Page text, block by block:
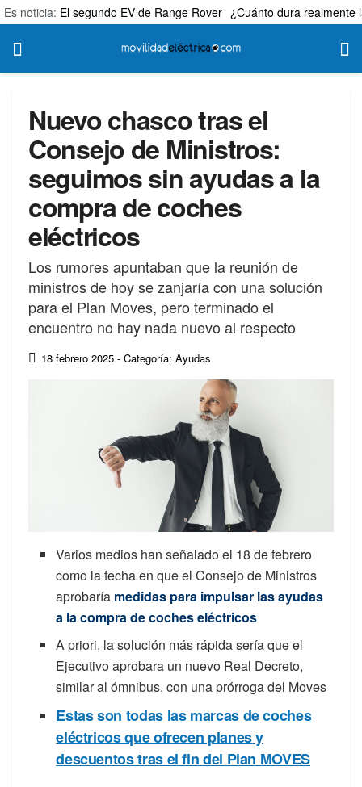
Es noticia: El segundo EV de Range Rover ¿Cuánto dura realmente
Nuevo chasco tras el
Consejo de Ministros:
seguimos sin ayudas a la
compra de coches
eléctricos
Los rumores apuntaban que la reunión de
ministros de hoy se zanjaría con una solución
para el Plan Moves, pero terminado el
encuentro no hay nada nuevo al respecto
18 febrero 2025 - Categoría: Ayudas
Varios medios han señalado el 18 de febrero
como la fecha en que el Consejo de Ministros
aprobaría medidas para impulsar las ayudas
a la compra de coches eléctricos
A priori, la solución más rápida sería que el
Ejecutivo aprobara un nuevo Real Decreto,
similar al ómnibus, con una prórroga del Moves
Estas son todas las marcas de coches
eléctricos que ofrecen planes y
descuentos tras el fin del Plan MOVES